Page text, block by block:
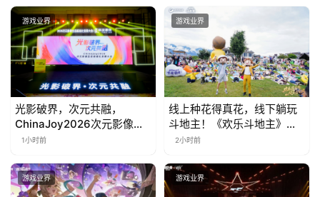
游戏业界
光影破界，次元共融，
ChinaJoy2026次元影像生
态标准化发展大会盛大召开
1小时前
游戏业界
线上种花得真花，线下躺玩
斗地主！《欢乐斗地主》欢
乐中国行·云南站精彩盘点
2小时前
游戏业界 游戏业界